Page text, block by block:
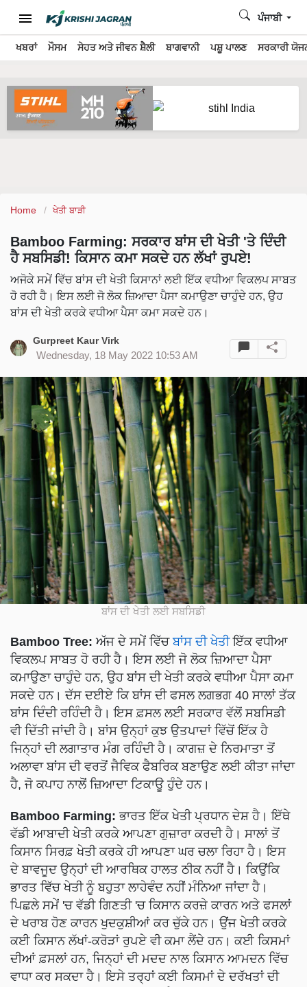
ਖਬਰਾਂ ਮੌਸਮ ਸੇਹਤ ਅਤੇ ਜੀਵਨ ਸ਼ੈਲੀ ਬਾਗਵਾਨੀ ਪਸ਼ੂ ਪਾਲਣ ਸਰਕਾਰੀ
ਪੰਜਾਬੀ
Home ਖੇਤੀ ਬਾੜੀ
Bamboo Farming: ਸਰਕਾਰ ਬਾਂਸ ਦੀ ਖੇਤੀ 'ਤੇ ਦਿੰਦੀ
ਹੈ ਸਬਸਿਡੀ! ਕਿਸਾਨ ਕਮਾ ਸਕਦੇ ਹਨ ਲੱਖਾਂ ਰੁਪਏ!
ਅਜੋਕੇ ਸਮੇਂ ਵਿੱਚ ਬਾਂਸ ਦੀ ਖੇਤੀ ਕਿਸਾਨਾਂ ਲਈ ਇੱਕ ਵਧੀਆ ਵਿਕਲਪ ਸਾਬਤ
ਹੋ ਰਹੀ ਹੈ। ਇਸ ਲਈ ਜੋ ਲੋਕ ਜ਼ਿਆਦਾ ਪੈਸਾ ਕਮਾਉਣਾ ਚਾਹੁੰਦੇ ਹਨ, ਉਹ
ਬਾਂਸ ਦੀ ਖੇਤੀ ਕਰਕੇ ਵਧੀਆ ਪੈਸਾ ਕਮਾ ਸਕਦੇ ਹਨ।
Gurpreet Kaur Virk
Wednesday, 18 May 2022 10:53 AM
ਬਾਂਸ ਦੀ ਖੇਤੀ ਲਈ ਸਬਸਿਡੀ
Bamboo Tree: ਅੱਜ ਦੇ ਸਮੇਂ ਵਿੱਚਬਾਂਸ ਦੀ ਖੇਤੀਇੱਕ ਵਧੀਆ
ਵਿਕਲਪ ਸਾਬਤ ਹੋ ਰਹੀ ਹੈ। ਇਸ ਲਈ ਜੋ ਲੋਕ ਜ਼ਿਆਦਾ ਪੈਸਾ
ਕਮਾਉਣਾ ਚਾਹੁੰਦੇ ਹਨ, ਉਹ ਬਾਂਸ ਦੀ ਖੇਤੀ ਕਰਕੇ ਵਧੀਆ ਪੈਸਾ ਕਮਾ
ਸਕਦੇ ਹਨ। ਦੱਸ ਦਈਏ ਕਿ ਬਾਂਸ ਦੀ ਫਸਲ ਲਗਭਗ 40 ਸਾਲਾਂ ਤੱਕ
ਬਾਂਸ ਦਿੰਦੀ ਰਹਿੰਦੀ ਹੈ। ਇਸ ਫ਼ਸਲ ਲਈ ਸਰਕਾਰ ਵੱਲੋਂ ਸਬਸਿਡੀ
ਵੀ ਦਿੱਤੀ ਜਾਂਦੀ ਹੈ। ਬਾਂਸ ਉਨ੍ਹਾਂ ਕੁਝ ਉਤਪਾਦਾਂ ਵਿੱਚੋਂ ਇੱਕ ਹੈ
ਜਿਨ੍ਹਾਂ ਦੀ ਲਗਾਤਾਰ ਮੰਗ ਰਹਿੰਦੀ ਹੈ। ਕਾਗਜ਼ ਦੇ ਨਿਰਮਾਤਾ ਤੋਂ
ਅਲਾਵਾ ਬਾਂਸ ਦੀ ਵਰਤੋਂ ਜੈਵਿਕ ਫੈਬਰਿਕ ਬਣਾਉਣ ਲਈ ਕੀਤਾ ਜਾਂਦਾ
ਹੈ, ਜੋ ਕਪਾਹ ਨਾਲੋਂ ਜ਼ਿਆਦਾ ਟਿਕਾਊ ਹੁੰਦੇ ਹਨ।
Bamboo Farming: ਭਾਰਤ ਇੱਕ ਖੇਤੀ ਪ੍ਰਧਾਨ ਦੇਸ਼ ਹੈ। ਇੱਥੇ
ਵੱਡੀ ਆਬਾਦੀ ਖੇਤੀ ਕਰਕੇ ਆਪਣਾ ਗੁਜ਼ਾਰਾ ਕਰਦੀ ਹੈ। ਸਾਲਾਂ ਤੋਂ
ਕਿਸਾਨ ਸਿਰਫ਼ ਖੇਤੀ ਕਰਕੇ ਹੀ ਆਪਣਾ ਘਰ ਚਲਾ ਰਿਹਾ ਹੈ। ਇਸ
ਦੇ ਬਾਵਜੂਦ ਉਨ੍ਹਾਂ ਦੀ ਆਰਥਿਕ ਹਾਲਤ ਠੀਕ ਨਹੀਂ ਹੈ। ਕਿਉਂਕਿ
ਭਾਰਤ ਵਿੱਚ ਖੇਤੀ ਨੂੰ ਬਹੁਤਾ ਲਾਹੇਵੰਦ ਨਹੀਂ ਮੰਨਿਆ ਜਾਂਦਾ ਹੈ।
ਪਿਛਲੇ ਸਮੇਂ 'ਚ ਵੱਡੀ ਗਿਣਤੀ 'ਚ ਕਿਸਾਨ ਕਰਜ਼ੇ ਕਾਰਨ ਅਤੇ ਫਸਲਾਂ
ਦੇ ਖਰਾਬ ਹੋਣ ਕਾਰਨ ਖੁਦਕੁਸ਼ੀਆਂ ਕਰ ਚੁੱਕੇ ਹਨ। ਉਂਜ ਖੇਤੀ ਕਰਕੇ
ਕਈ ਕਿਸਾਨ ਲੱਖਾਂ-ਕਰੋੜਾਂ ਰੁਪਏ ਵੀ ਕਮਾ ਲੈਂਦੇ ਹਨ। ਕਈ ਕਿਸਮਾਂ
ਦੀਆਂ ਫ਼ਸਲਾਂ ਹਨ, ਜਿਨ੍ਹਾਂ ਦੀ ਮਦਦ ਨਾਲ ਕਿਸਾਨ ਆਮਦਨ ਵਿੱਚ
ਵਾਧਾ ਕਰ ਸਕਦਾ ਹੈ। ਇਸੇ ਤਰ੍ਹਾਂ ਕਈ ਕਿਸਮਾਂ ਦੇ ਦਰੱਖਤਾਂ ਦੀ